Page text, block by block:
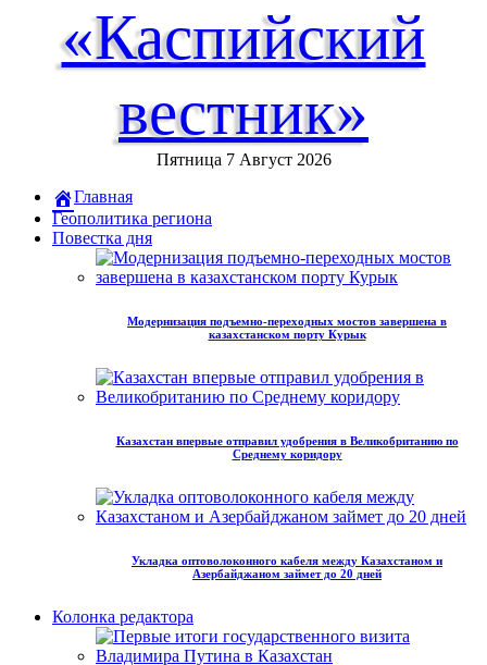
«Каспийский
вестник»
Пятница 7 Август 2026
Главная
Геополитика региона
Повестка дня
Модернизация подъемно-переходных мостов завершена в
казахстанском порту Курык
Казахстан впервые отправил удобрения в Великобританию по
Среднему коридору
Укладка оптоволоконного кабеля между Казахстаном и
Азербайджаном займет до 20 дней
Колонка редактора